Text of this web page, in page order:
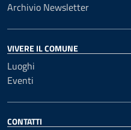
Archivio Newsletter
VIVERE IL COMUNE
Luoghi
Eventi
CONTATTI